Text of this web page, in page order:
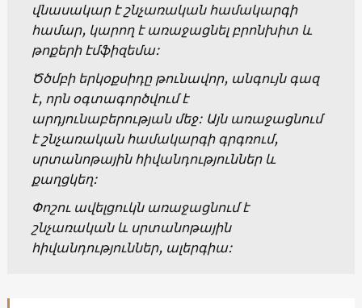
վնասակար է շնչառական համակարգի
համար, կարող է առաջացնել բրոնխիտ և
թոքերի էմֆիզեմա:
Ծծմբի երկօքսիդը թունավոր, անգույն գազ
է, որն օգտագործվում է
արդյունաբերության մեջ: Այն առաջացնում
է շնչառական համակարգի գրգռում,
սրտանոթային հիվանդություններ և
քաղցկեղ:
Փոշու ավելցուկն առաջացնում է
շնչառական և սրտանոթային
հիվանդություններ, ալերգիա: